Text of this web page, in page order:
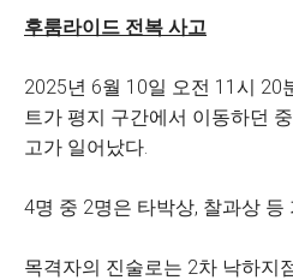
후룸라이드 전복 사고
2025년 6월 10일 오전 11시 20
트가 평지 구간에서 이동하던
고가 일어났다.
4명 중 2명은 타박상, 찰과상 등
목격자의 진술로는 2차 낙하지